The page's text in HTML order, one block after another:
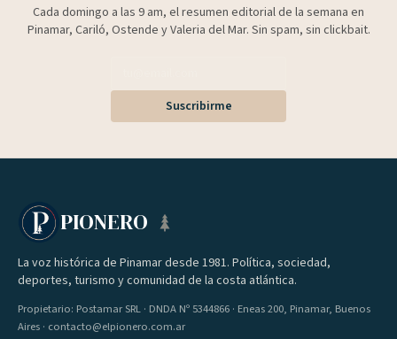
Cada domingo a las 9 am, el resumen editorial de la semana en
Pinamar, Cariló, Ostende y Valeria del Mar. Sin spam, sin clickbait.
Suscribirme
PIONERO
La voz histórica de Pinamar desde 1981. Política, sociedad,
deportes, turismo y comunidad de la costa atlántica.
Propietario: Postamar SRL · DNDA Nº 5344866 · Eneas 200, Pinamar, Buenos
Aires · contacto@elpionero.com.ar